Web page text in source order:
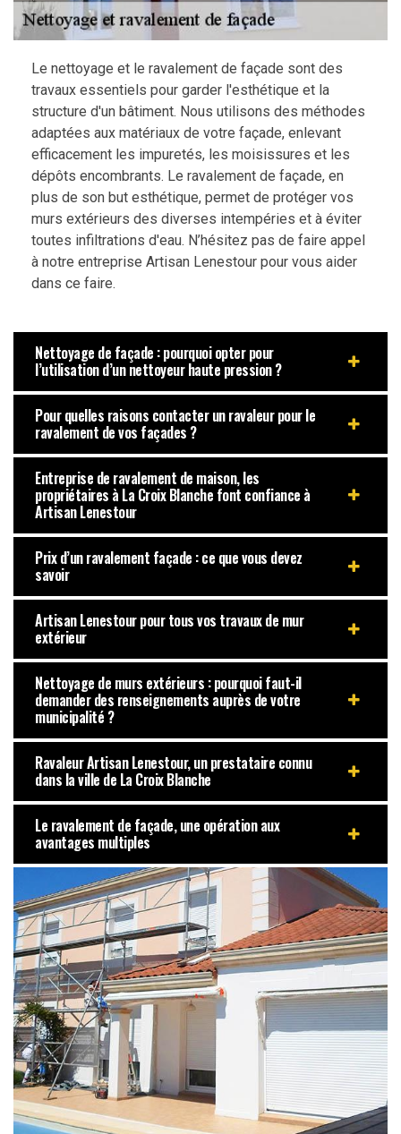
Le nettoyage et le ravalement de façade sont des
travaux essentiels pour garder l'esthétique et la
structure d'un bâtiment. Nous utilisons des méthodes
adaptées aux matériaux de votre façade, enlevant
efficacement les impuretés, les moisissures et les
dépôts encombrants. Le ravalement de façade, en
plus de son but esthétique, permet de protéger vos
murs extérieurs des diverses intempéries et à éviter
toutes infiltrations d'eau. N’hésitez pas de faire appel
à notre entreprise Artisan Lenestour pour vous aider
dans ce faire.
Nettoyage de façade : pourquoi opter pour
l’utilisation d’un nettoyeur haute pression ?
Pour quelles raisons contacter un ravaleur pour le
ravalement de vos façades ?
Entreprise de ravalement de maison, les
propriétaires à La Croix Blanche font confiance à
Artisan Lenestour
Prix d’un ravalement façade : ce que vous devez
savoir
Artisan Lenestour pour tous vos travaux de mur
extérieur
Nettoyage de murs extérieurs : pourquoi faut-il
demander des renseignements auprès de votre
municipalité ?
Ravaleur Artisan Lenestour, un prestataire connu
dans la ville de La Croix Blanche
Le ravalement de façade, une opération aux
avantages multiples